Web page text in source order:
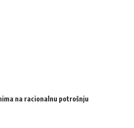
na racionalnu potrošnju